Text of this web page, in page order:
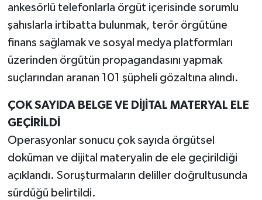
ankesörlü telefonlarla örgüt içerisinde sorumlu
şahıslarla irtibatta bulunmak, terör örgütüne
finans sağlamak ve sosyal medya platformları
üzerinden örgütün propagandasını yapmak
suçlarından aranan 101 şüpheli gözaltına alındı.
ÇOK SAYIDA BELGE VE DİJİTAL MATERYAL ELE
GEÇİRİLDİ
Operasyonlar sonucu çok sayıda örgütsel
doküman ve dijital materyalin de ele geçirildiği
açıklandı. Soruşturmaların deliller doğrultusunda
sürdüğü belirtildi.